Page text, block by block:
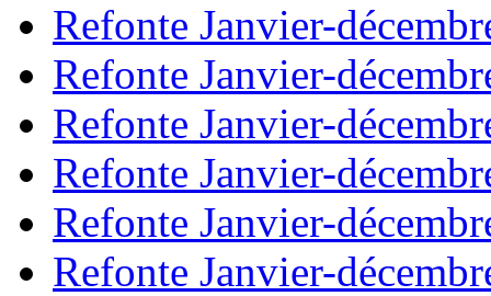
Refonte Janvier-
Refonte Janvier-
Refonte Janvier-
Refonte Janvier-
Refonte Janvier-
Refonte Janvier-